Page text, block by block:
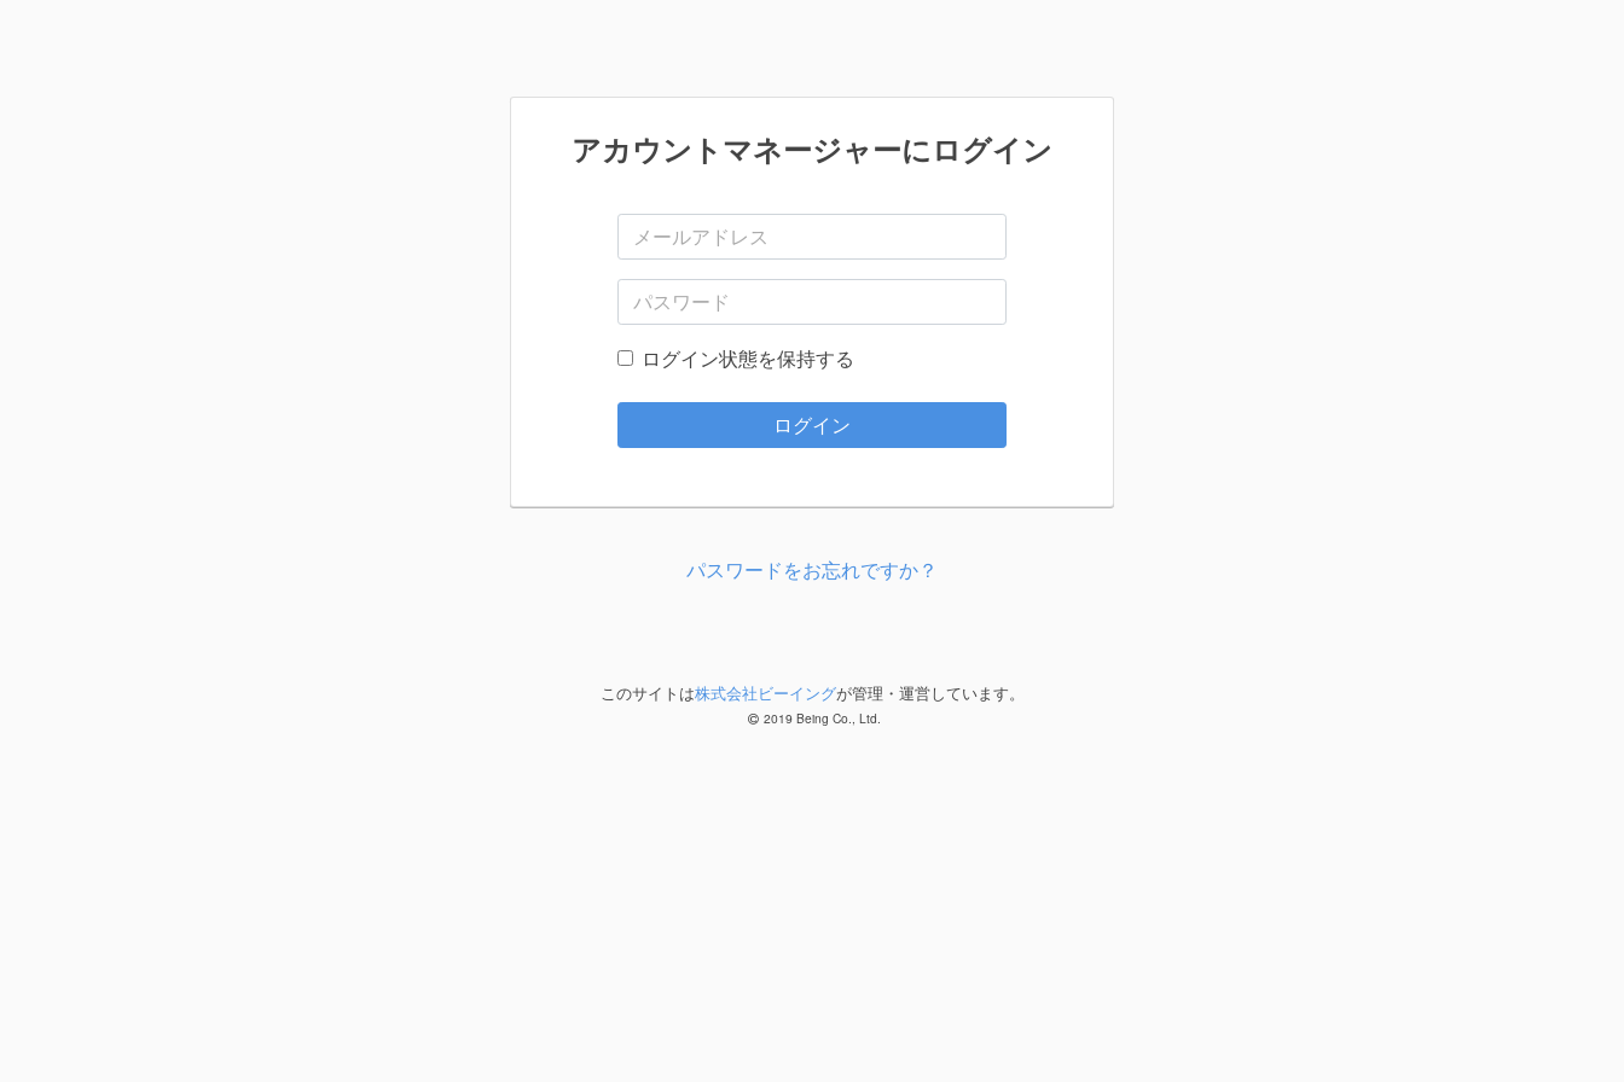
アカウントマネージャーにログイン
メールアドレス
パスワード
ログイン状態を保持する
パスワードをお忘れですか？
このサイトは株式会社ビーイングが管理・運営しています。
2019 Being Co., Ltd.